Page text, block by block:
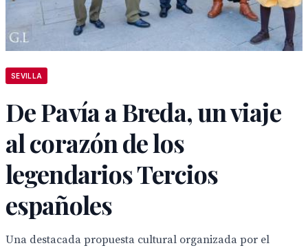
SEVILLA
De Pavía a Breda, un viaje
al corazón de los
legendarios Tercios
españoles
Una destacada propuesta cultural organizada por el